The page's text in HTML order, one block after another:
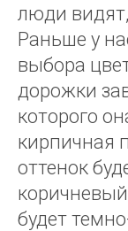
люди
Раньше у
выбора
дорожки
которого
кирпичная
оттенок
будет